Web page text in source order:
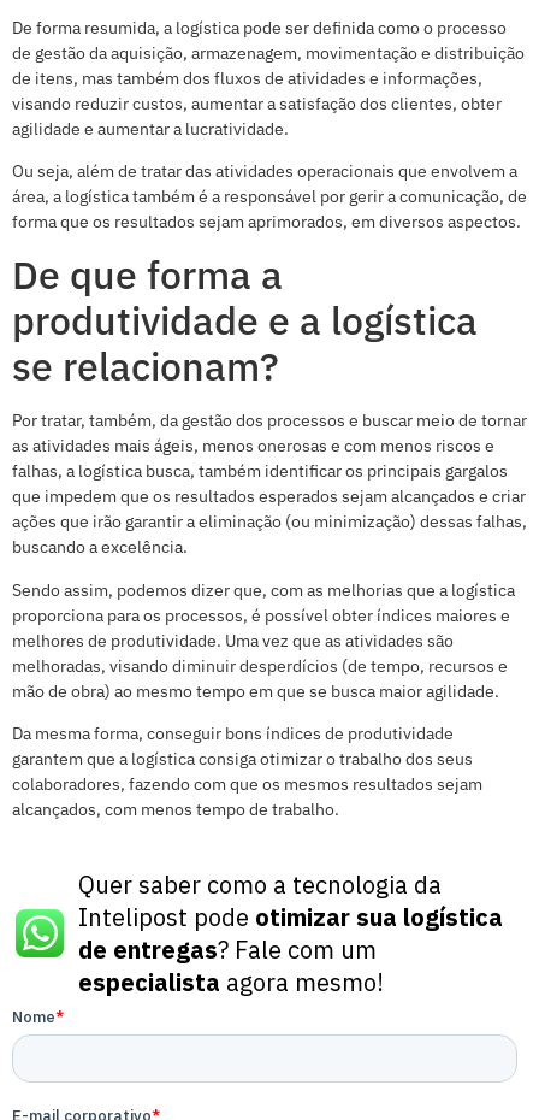
De forma resumida, a logística pode ser definida como o processo
de gestão da aquisição, armazenagem, movimentação e distribuição
de itens, mas também dos fluxos de atividades e informações,
visando reduzir custos, aumentar a satisfação dos clientes, obter
agilidade e aumentar a lucratividade.
Ou seja, além de tratar das atividades operacionais que envolvem a
área, a logística também é a responsável por gerir a comunicação, de
forma que os resultados sejam aprimorados, em diversos aspectos.
De que forma a
produtividade e a logística
se relacionam?
Por tratar, também, da gestão dos processos e buscar meio de tornar
as atividades mais ágeis, menos onerosas e com menos riscos e
falhas, a logística busca, também identificar os principais gargalos
que impedem que os resultados esperados sejam alcançados e criar
ações que irão garantir a eliminação (ou minimização) dessas falhas,
buscando a excelência.
Sendo assim, podemos dizer que, com as melhorias que a logística
proporciona para os processos, é possível obter índices maiores e
melhores de produtividade. Uma vez que as atividades são
melhoradas, visando diminuir desperdícios (de tempo, recursos e
mão de obra) ao mesmo tempo em que se busca maior agilidade.
Da mesma forma, conseguir bons índices de produtividade
garantem que a logística consiga otimizar o trabalho dos seus
colaboradores, fazendo com que os mesmos resultados sejam
alcançados, com menos tempo de trabalho.